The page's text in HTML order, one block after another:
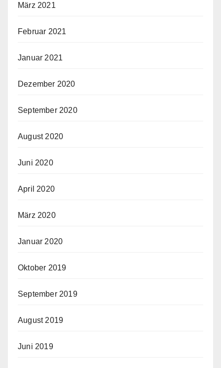
März 2021
Februar 2021
Januar 2021
Dezember 2020
September 2020
August 2020
Juni 2020
April 2020
März 2020
Januar 2020
Oktober 2019
September 2019
August 2019
Juni 2019